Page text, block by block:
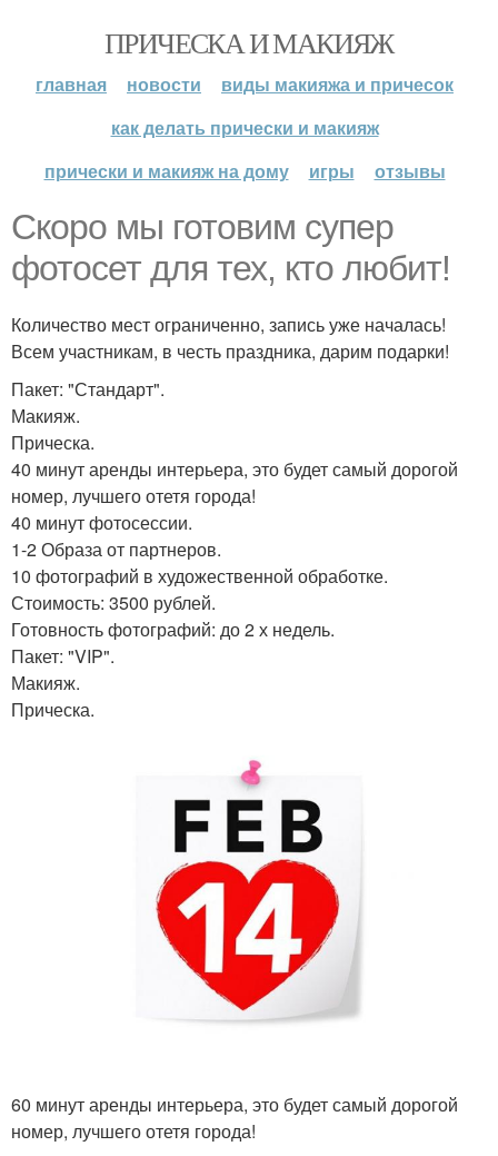
ПРИЧЕСКА И МАКИЯЖ
главная новости
виды макияжа и причесок
как делать прически и макияж
прически и макияж на дому
игры отзывы
Скоро мы готовим супер
фотосет для тех, кто любит!
Количество мест ограниченно, запись уже началась!
Всем участникам, в честь праздника, дарим подарки!
Пакет: "Стандарт".
Макияж.
Прическа.
40 минут аренды интерьера, это будет самый дорогой
номер, лучшего отетя города!
40 минут фотосессии.
1-2 Образа от партнеров.
10 фотографий в художественной обработке.
Стоимость: 3500 рублей.
Готовность фотографий: до 2 х недель.
Пакет: "VIP".
Макияж.
Прическа.
60 минут аренды интерьера, это будет самый дорогой
номер, лучшего отетя города!